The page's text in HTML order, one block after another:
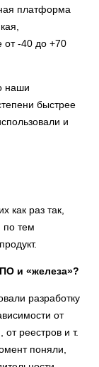
платформа
от -40 до +70
наши
быстрее
и
как раз так,
по тем
и «железа»?
разработку
от
реестров и т.
поняли,